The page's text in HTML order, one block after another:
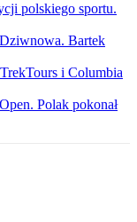
polskiego sportu.
Bartek
i Columbia
Polak pokonał